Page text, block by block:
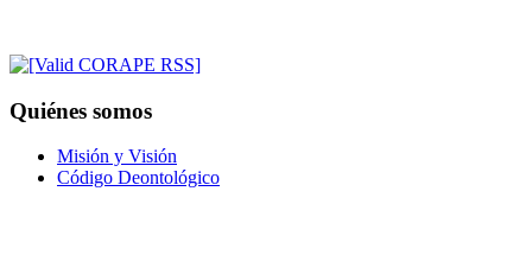
Quiénes somos
Misión y Visión
Código Deontológico